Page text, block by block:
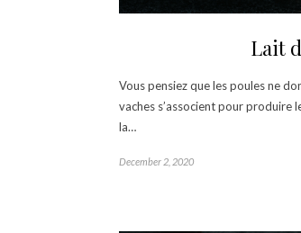
Lait
Vous pensiez que les poules ne
vaches s’associent pour produire
la…
December 2, 2020